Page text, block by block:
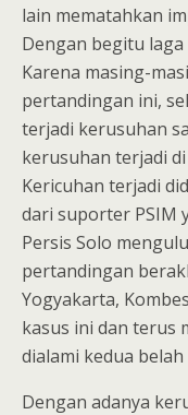
lain mematahkan
Dengan begitu
Karena masing-
pertandingan ini,
terjadi kerusuhan
kerusuhan terjadi
Kericuhan terjadi
dari suporter PSIM
Persis Solo
pertandingan
Yogyakarta,
kasus ini dan terus
dialami kedua belah
Dengan adanya